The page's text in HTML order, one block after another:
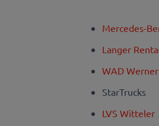
Mercedes-
Langer
WAD
StarTrucks
LVS Witteler